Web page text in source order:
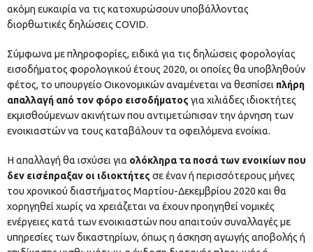
ακόμη ευκαιρία να τις κατοχυρώσουν υποβάλλοντας
διορθωτικές δηλώσεις COVID.
Σύμφωνα με πληροφορίες, ειδικά για τις δηλώσεις φορολογίας
εισοδήματος φορολογικού έτους 2020, οι οποίες θα υποβληθούν
φέτος, το υπουργείο Οικονομικών αναμένεται να θεσπίσει πλήρη
απαλλαγή από τον φόρο εισοδήματος για χιλιάδες ιδιοκτήτες
εκμισθούμενων ακινήτων που αντιμετώπισαν την άρνηση των
ενοικιαστών να τους καταβάλουν τα οφειλόμενα ενοίκια.
Η απαλλαγή θα ισχύσει για ολόκληρα τα ποσά των ενοικίων που
δεν εισέπραξαν οι ιδιοκτήτες σε έναν ή περισσότερους μήνες
του χρονικού διαστήματος Μαρτίου-Δεκεμβρίου 2020 και θα
χορηγηθεί χωρίς να χρειάζεται να έχουν προηγηθεί νομικές
ενέργειες κατά των ενοικιαστών που απαιτούν συναλλαγές με
υπηρεσίες των δικαστηρίων, όπως η άσκηση αγωγής αποβολής ή